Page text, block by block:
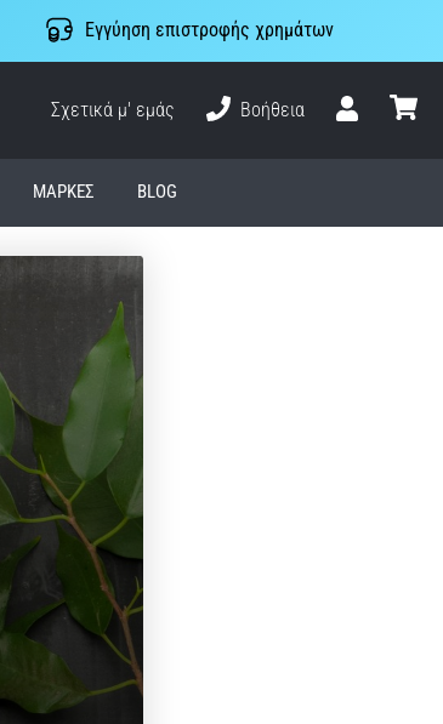
Εγγύηση επιστροφής χρημάτων
Σχετικά μ' εμάς
Βοήθεια
ΜΆΡΚΕΣ BLOG